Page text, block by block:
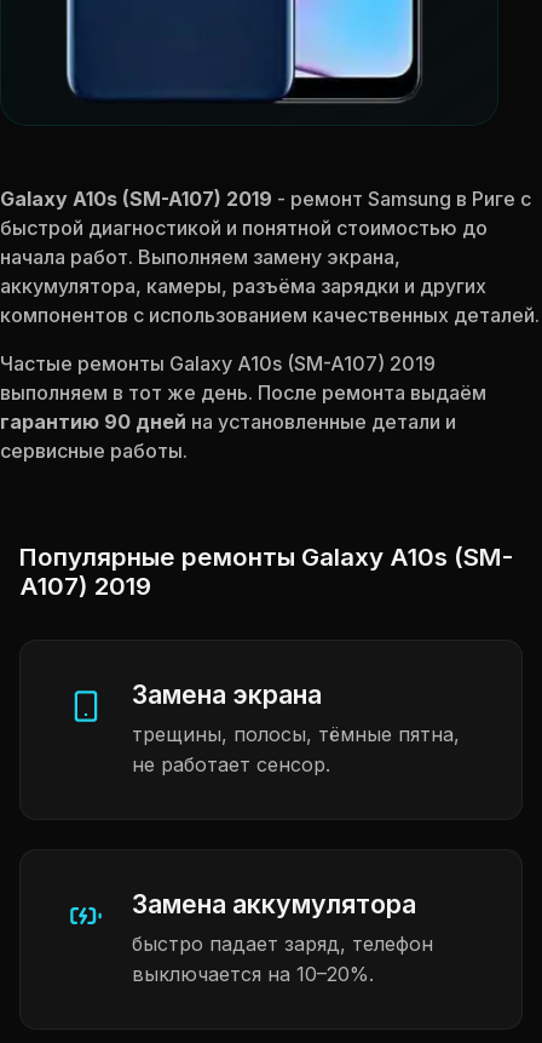
Galaxy A10s (SM-A107) 2019 - ремонт Samsung в Риге с
быстрой диагностикой и понятной стоимостью до
начала работ. Выполняем замену экрана,
аккумулятора, камеры, разъёма зарядки и других
компонентов с использованием качественных деталей.
Частые ремонты Galaxy A10s (SM-A107) 2019
выполняем в тот же день. После ремонта выдаём
гарантию 90 дней на установленные детали и
сервисные работы.
Популярные ремонты Galaxy A10s (SM-
A107) 2019
Замена экрана
трещины, полосы, тёмные пятна,
не работает сенсор.
Замена аккумулятора
быстро падает заряд, телефон
выключается на 10–20%.